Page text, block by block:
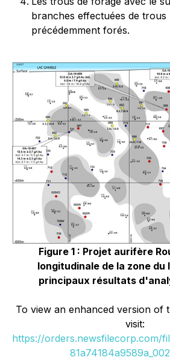
branches effectuées de trous
précédemment forés.
Figure 1 : Projet aurifère
longitudinale de la zone du
principaux résultats
To view an enhanced version of
visit:
https://orders.newsfilecorp.com/